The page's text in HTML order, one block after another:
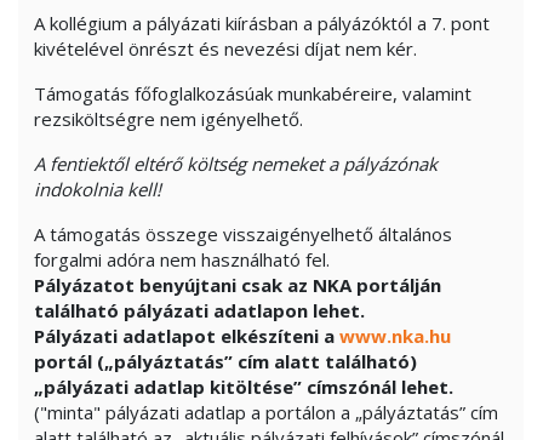
A kollégium a pályázati kiírásban a pályázóktól a 7. pont
kivételével önrészt és nevezési díjat nem kér.
Támogatás főfoglalkozásúak munkabéreire, valamint
rezsiköltségre nem igényelhető.
A fentiektől eltérő költség nemeket a pályázónak
indokolnia kell!
A támogatás összege visszaigényelhető általános
forgalmi adóra nem használható fel.
Pályázatot benyújtani csak az NKA portálján
található pályázati adatlapon lehet.
Pályázati adatlapot elkészíteni a www.nka.hu
portál („pályáztatás” cím alatt található)
„pályázati adatlap kitöltése” címszónál lehet.
("minta" pályázati adatlap a portálon a „pályáztatás” cím